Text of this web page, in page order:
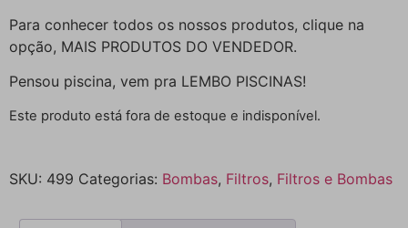
Para conhecer todos os nossos produtos, clique na
opção, MAIS PRODUTOS DO VENDEDOR.
Pensou piscina, vem pra LEMBO PISCINAS!
Este produto está fora de estoque e indisponível.
SKU: 499 Categorias: Bombas, Filtros, Filtros e Bombas